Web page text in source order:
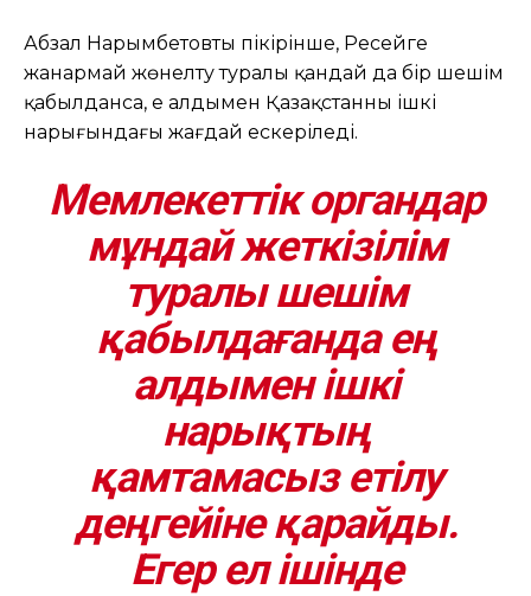
Абзал Нарымбетовтың пікірінше, Ресейге
жанармай жөнелту туралы қандай да бір шешім
қабылданса, ең алдымен Қазақстанның ішкі
нарығындағы жағдай ескеріледі.
Мемлекеттік органдар
мұндай жеткізілім
туралы шешім
қабылдағанда ең
алдымен ішкі
нарықтың
қамтамасыз етілу
деңгейіне қарайды.
Егер ел ішінде